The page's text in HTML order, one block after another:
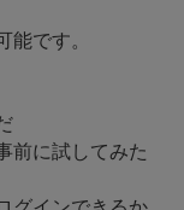
です。
前に試してみた